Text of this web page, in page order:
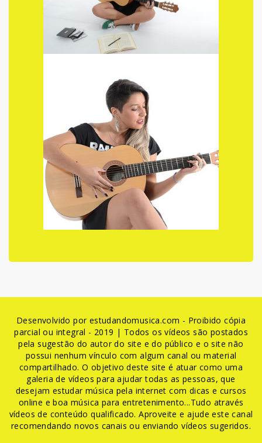
Desenvolvido por estudandomusica.com - Proibido cópia
parcial ou integral - 2019 | Todos os vídeos são postados
pela sugestão do autor do site e do público e o site não
possui nenhum vínculo com algum canal ou material
compartilhado. O objetivo deste site é atuar como uma
galeria de vídeos para ajudar todas as pessoas, que
desejam estudar música pela internet com dicas e cursos
online e boa música para entretenimento...Tudo através
vídeos de conteúdo qualificado. Aproveite e ajude este canal
recomendando novos canais ou enviando vídeos sugeridos.